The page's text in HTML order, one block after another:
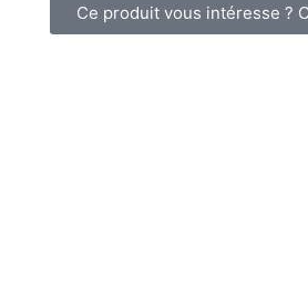
Ce produit vous intéresse ?